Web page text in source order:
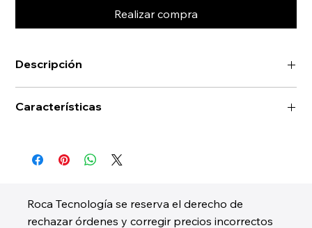
Roca Tecnología se reserva el derecho de
rechazar órdenes y corregir precios incorrectos
Realizar compra
Descripción
Características